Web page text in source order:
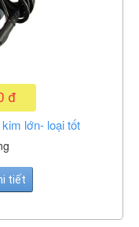
đ
lớn- loại tốt
tiết